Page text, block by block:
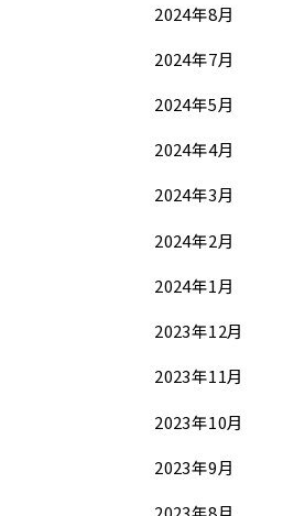
2024年8月
2024年7月
2024年5月
2024年4月
2024年3月
2024年2月
2024年1月
2023年12月
2023年11月
2023年10月
2023年9月